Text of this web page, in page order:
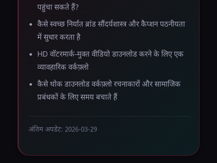
पहुंचा सकते हैं?
कैसे स्वच्छ निर्यात ब्रांड सौंदर्यशास्त्र और कैप्शन पठनीयता
में सुधार करता है
HD वॉटरमार्क-मुक्त वीडियो डाउनलोड करने के लिए एक
व्यावहारिक वर्कफ़्लो
कैसे थोक डाउनलोड वर्कफ़्लो रचनाकारों और सामाजिक
प्रबंधकों के लिए समय बचाते हैं
अंतिम अपडेट: 2026-03-29